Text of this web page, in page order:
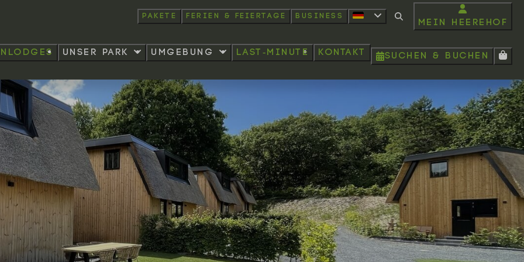
Pakete Ferien & Feiertage Business
Mein Heerehof
Unser Park Umgebung last-minute Kontakt Suchen & Buchen